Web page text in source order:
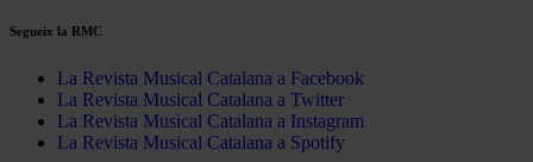
Segueix la RMC
La Revista Musical Catalana a Facebook
La Revista Musical Catalana a Twitter
La Revista Musical Catalana a Instagram
La Revista Musical Catalana a Spotify